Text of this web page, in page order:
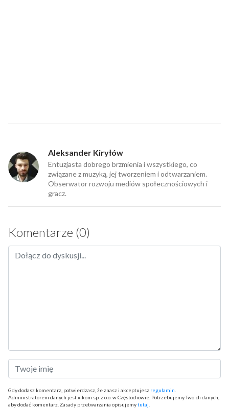
Aleksander Kiryłów
Entuzjasta dobrego brzmienia i wszystkiego, co
związane z muzyką, jej tworzeniem i odtwarzaniem.
Obserwator rozwoju mediów społecznościowych i
gracz.
Komentarze (0)
Gdy dodasz komentarz, potwierdzasz, że znasz i akceptujesz regulamin
Administratorem danych jest x-kom sp. z o.o. w Częstochowie. Potrzebujemy Twoich danych,
aby dodać komentarz. Zasady przetwarzania opisujemytutaj